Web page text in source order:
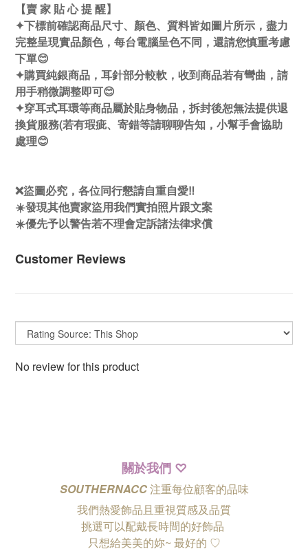
【賣 家 貼 心 提 醒】
✦下標前確認商品尺寸、顏色、質料皆如圖片所示，盡力
完整呈現實品顏色，每台電腦呈色不同，還請您慎重考慮
下單😊
✦購買純銀商品，耳針部分較軟，收到商品若有彎曲，請
用手稍微調整即可😊
✦穿耳式耳環等商品屬於貼身物品，拆封後恕無法提供退
換貨服務(若有瑕疵、寄錯等請聊聊告知，小幫手會協助
處理😊
❌盜圖必究，各位同行懇請自重自愛‼️
☀️發現其他賣家盜用我們實拍照片跟文案
☀️優先予以警告若不理會定訴諸法律求償
Customer Reviews
No review for this product
關於我們 ♡
SOUTHERNACC注重每位顧客的品味
我們熱愛飾品且重視質感及品質
挑選可以配戴長時間的好飾品
只想給美美的妳~ 最好的 ♡